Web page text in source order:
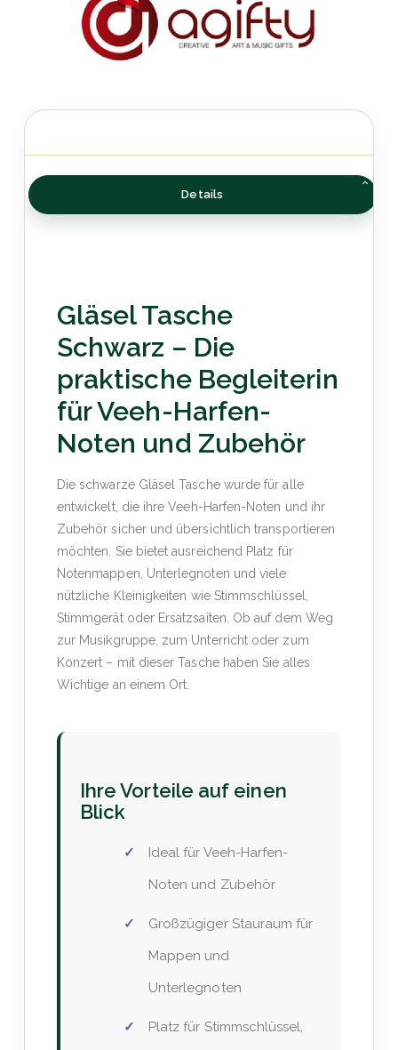
Details
Gläsel Tasche
Schwarz – Die
praktische Begleiterin
für Veeh-Harfen-
Noten und Zubehör
Die schwarze Gläsel Tasche wurde für alle
entwickelt, die ihre Veeh-Harfen-Noten und ihr
Zubehör sicher und übersichtlich transportieren
möchten. Sie bietet ausreichend Platz für
Notenmappen, Unterlegnoten und viele
nützliche Kleinigkeiten wie Stimmschlüssel,
Stimmgerät oder Ersatzsaiten. Ob auf dem Weg
zur Musikgruppe, zum Unterricht oder zum
Konzert – mit dieser Tasche haben Sie alles
Wichtige an einem Ort.
Ihre Vorteile auf einen
Blick
Ideal für Veeh-Harfen-
Noten und Zubehör
Großzügiger Stauraum für
Mappen und
Unterlegnoten
Platz für Stimmschlüssel,